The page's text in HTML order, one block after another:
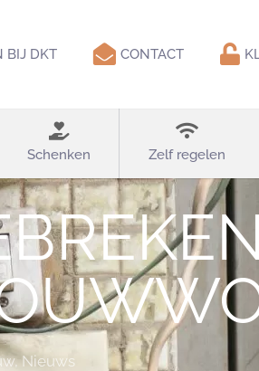
BIJ DKT CONTACT
Schenken Zelf regelen
,Nieuws